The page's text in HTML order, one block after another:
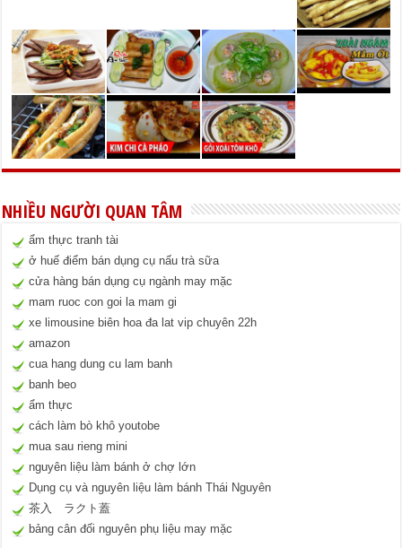
NHIỀU NGƯỜI QUAN TÂM
ẩm thực tranh tài
ở huế điểm bán dụng cụ nấu trà sữa
cửa hàng bán dụng cụ ngành may mặc
mam ruoc con goi la mam gi
xe limousine biên hoa đa lat vip chuyên 22h
amazon
cua hang dung cu lam banh
banh beo
ẩm thực
cách làm bò khô youtobe
mua sau rieng mini
nguyên liệu làm bánh ở chợ lớn
Dụng cụ và nguyên liệu làm bánh Thái Nguyên
茶入 ラクト蓋
bảng cân đối nguyên phụ liệu may mặc